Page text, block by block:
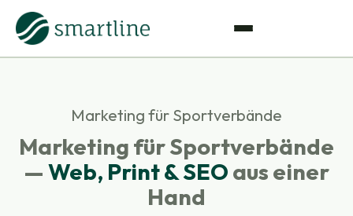
Marketing für Sportverbände
Marketing für Sportverbände
—Web, Print & SEOaus einer
Hand